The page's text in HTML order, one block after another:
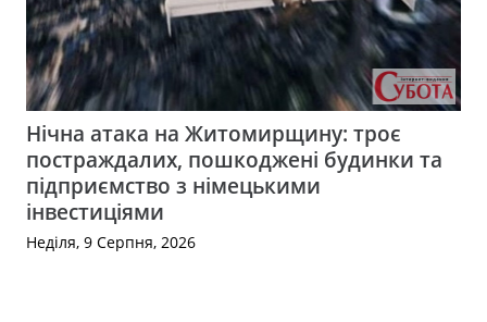
Нічна атака на Житомирщину: троє
постраждалих, пошкоджені будинки та
підприємство з німецькими
інвестиціями
Неділя, 9 Серпня, 2026